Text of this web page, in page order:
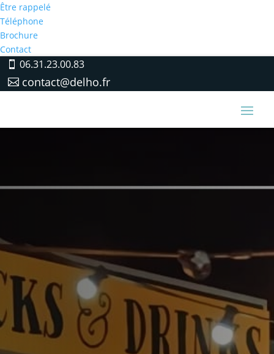
Être rappelé
Téléphone
Brochure
Contact
06.31.23.00.83
contact@delho.fr